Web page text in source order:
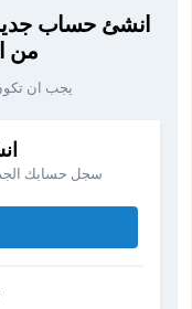
انشئ حساب
من
يجب ان
سجل حسابك